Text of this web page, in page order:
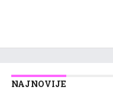
NAJNOVIJE